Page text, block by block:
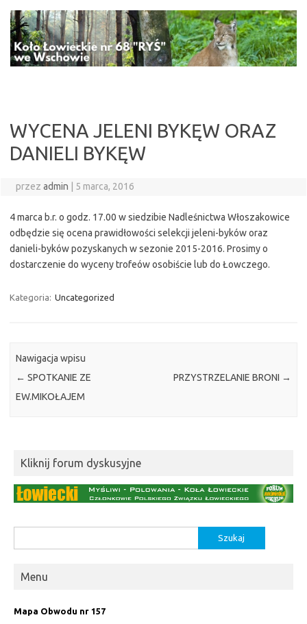
treści
WYCENA JELENI BYKĘW ORAZ
DANIELI BYKĘW
przez admin 5 marca, 2016
4 marca b.r. o godz. 17.00 w siedzibie Nadleśnictwa Włoszakowice
odbędzie się ocena prawidłowości selekcji jeleni-byków oraz
danieli-byków pozyskanych w sezonie 2015-2016. Prosimy o
dostarczenie do wyceny trofeów osobiście lub do Łowczego.
Kategoria: Uncategorized
Nawigacja wpisu
← SPOTKANIE ZE
ΕW.MIKOŁAJEM
PRZYSTRZELANIE BRONI →
Kliknij forum dyskusyjne
Menu
Mapa Obwodu nr 157